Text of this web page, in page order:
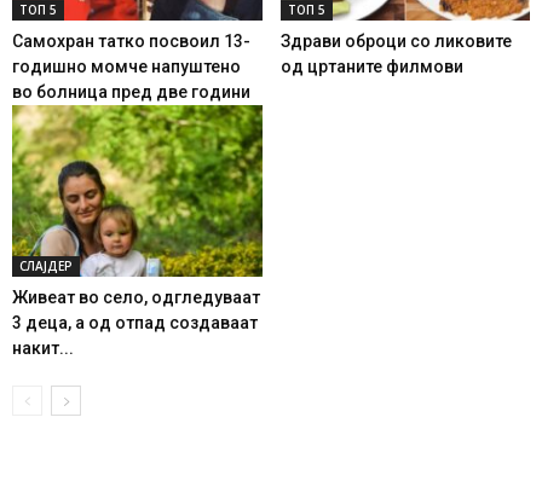
ТОП 5
Самохран татко посвоил 13-
годишно момче напуштено
во болница пред две години
ТОП 5
Здрави оброци со ликовите
од цртаните филмови
СЛАЈДЕР
Живеат во село, одгледуваат
3 деца, а од отпад создаваат
накит...